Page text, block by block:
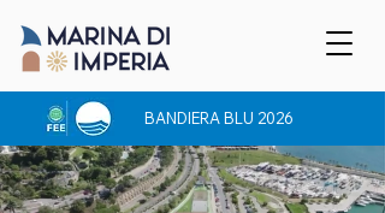
BANDIERA BLU 2026